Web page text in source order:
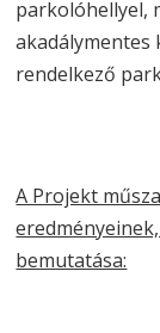
parkolóhellyel,
rendelkező
A Projekt
bemutatása: